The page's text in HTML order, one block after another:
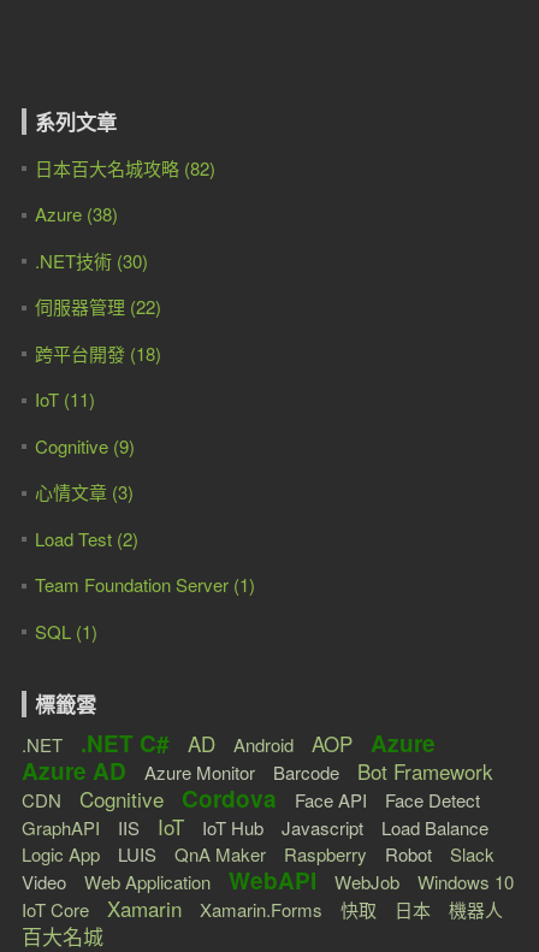
系列文章
日本百大名城攻略 (82)
Azure (38)
.NET技術 (30)
伺服器管理 (22)
跨平台開發 (18)
IoT (11)
Cognitive (9)
心情文章 (3)
Load Test (2)
Team Foundation Server (1)
SQL (1)
標籤雲
.NET .NET C# AD Android AOP
Azure
Azure AD
Azure Monitor Barcode Bot Framework
CDN Cognitive Cordova Face API
Face Detect
GraphAPI
IIS IoT IoT Hub Javascript
Load Balance
Logic App
LUIS QnA Maker Raspberry Robot
Slack
Video
Web Application WebAPI WebJob
Windows 10
IoT Core
Xamarin Xamarin.Forms 快取 日本 機器人
百大名城